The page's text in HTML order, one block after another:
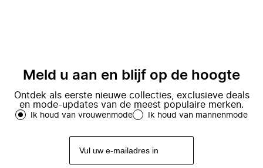
Meld u aan en blijf op de hoogte
Ontdek als eerste nieuwe collecties, exclusieve deals
en mode-updates van de meest populaire merken.
Ik houd van vrouwenmode Ik houd van mannenmode